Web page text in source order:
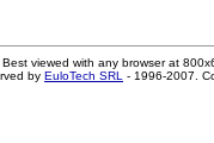
Best viewed with any browser at
by EuloTech SRL - 1996-2007.